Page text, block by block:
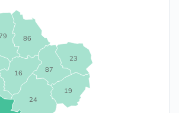
16
19
23
24
86
87